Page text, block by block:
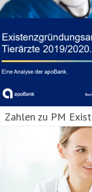
Zahlen zu PM